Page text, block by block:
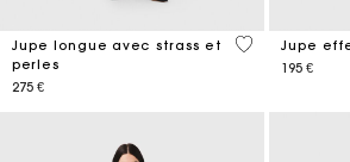
Jupe longue avec strass et
perles
275 €
4,1 out of 5
Jupe
195 €